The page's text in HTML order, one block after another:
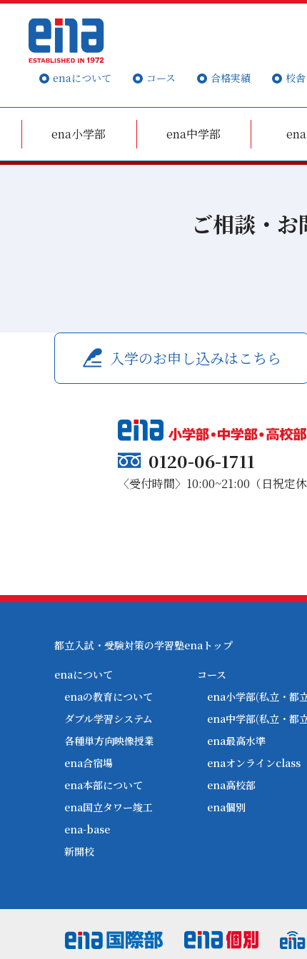
enaについて コース 合格実績 校
ena小学部 ena中学部
ご相談・お
入学のお申し込みはこちら
0120-06-1711
〈受付時間〉10:00~21:00（日祝定休
都立入試・受験対策の学習塾enaトップ
enaについて
enaの教育について
ダブル学習システム
各種単方向映像授業
ena合宿場
ena本部について
ena国立タワー竣工
ena-base
新開校
コース
ena小学部(私立・都
ena中学部(私立・都
ena最高水準
enaオンラインclass
ena高校部
ena個別